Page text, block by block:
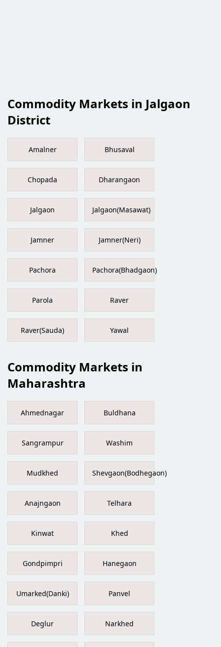
Commodity Markets in Jalgaon
District
Amalner Bhusaval
Chopada Dharangaon
Jalgaon Jalgaon(Masawat)
Jamner Jamner(Neri)
Pachora Pachora(Bhadgaon)
Parola Raver
Raver(Sauda) Yawal
Commodity Markets in
Maharashtra
Ahmednagar Buldhana
Sangrampur Washim
Mudkhed Shevgaon(Bodhegaon)
Anajngaon Telhara
Kinwat Khed
Gondpimpri Hanegaon
Umarked(Danki) Panvel
Deglur Narkhed